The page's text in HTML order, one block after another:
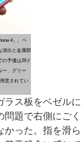
4」。ベ
演出と金属部
の予価は29ド
ー、グリー
意されてい
ス板をベゼルに
問題で右側にごく
かった。指を滑ら